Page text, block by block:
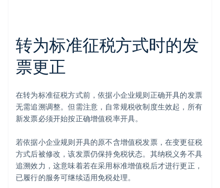
转为标准征税方式时的发
票更正
在转为标准征税方式前，依据小企业规则正确开具的发票
无需追溯调整。但需注意，自常规税收制度生效起，所有
新发票必须开始按正确增值税率开具。
若依据小企业规则开具的原不含增值税发票，在变更征税
方式后被修改，该发票仍保持免税状态。其纳税义务不具
追溯效力，这意味着若在采用标准增值税后才进行更正，
已履行的服务可继续适用免税处理。